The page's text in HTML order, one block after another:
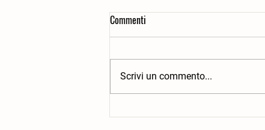
Strumenti gratis per praticare
Commenti
Scrivi un commento...